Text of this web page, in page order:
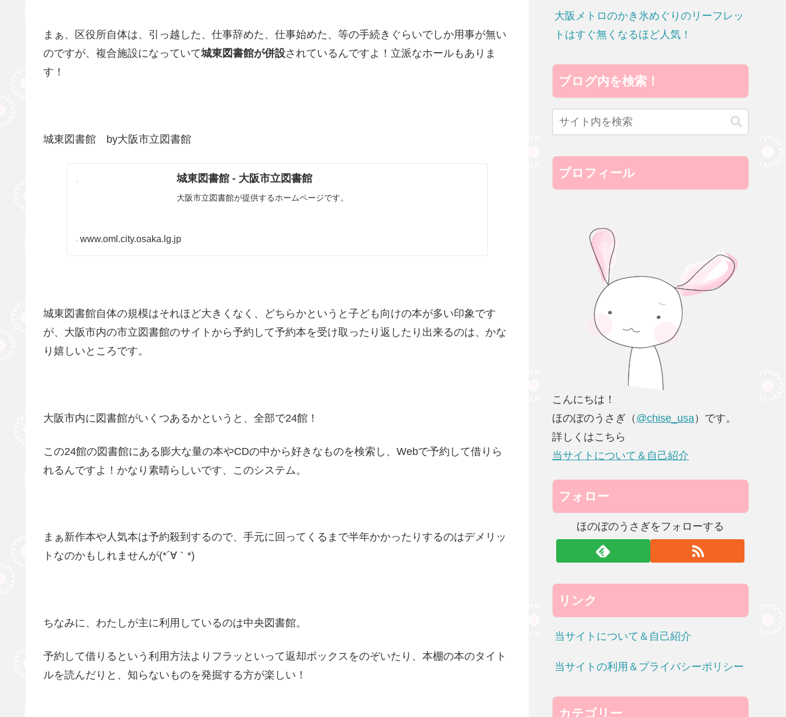
まぁ、区役所自体は、引っ越した、仕事辞めた、仕事始めた、等の手続きぐらいでしか用事が無い
のですが、複合施設になっていて城東図書館が併設されているんですよ！立派なホールもありま
す！
城東図書館 by大阪市立図書館
城東図書館 - 大阪市立図書館
大阪市立図書館が提供するホームページです。
www.oml.city.osaka.lg.jp
城東図書館自体の規模はそれほど大きくなく、どちらかというと子ども向けの本が多い印象です
が、大阪市内の市立図書館のサイトから予約して予約本を受け取ったり返したり出来るのは、かな
り嬉しいところです。
大阪市内に図書館がいくつあるかというと、全部で24館！
この24館の図書館にある膨大な量の本やCDの中から好きなものを検索し、Webで予約して借りら
れるんですよ！かなり素晴らしいです、このシステム。
まぁ新作本や人気本は予約殺到するので、手元に回ってくるまで半年かかったりするのはデメリッ
トなのかもしれませんが(*´∀｀*)
ちなみに、わたしが主に利用しているのは中央図書館。
予約して借りるという利用方法よりフラッといって返却ボックスをのぞいたり、本棚の本のタイト
ルを読んだりと、知らないものを発掘する方が楽しい！
大阪メトロのかき氷めぐりのリーフレッ
トはすぐ無くなるほど人気！
ブログ内を検索！
プロフィール
こんにちは！
ほのぼのうさぎ（ @chise_usa）です。
詳しくはこちら
当サイトについて＆自己紹介
フォロー
ほのぼのうさぎをフォローする
リンク
当サイトについて＆自己紹介
当サイトの利用＆プライバシーポリシー
カテゴリー